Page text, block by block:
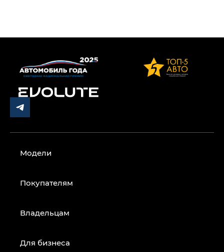
Модели
Покупателям
Владельцам
Для бизнеса